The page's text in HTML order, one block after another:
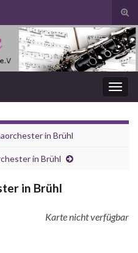
in Brühl
in Brühl
in Brühl
Karte nicht verfügbar